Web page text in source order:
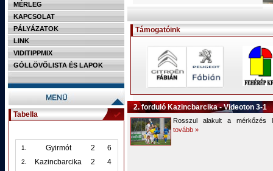
MÉRLEG
KAPCSOLAT
PÁLYÁZATOK
LINK
VIDITIPPMIX
GÓLLÖVŐLISTA ÉS LAPOK
Tabella
1. Gyirmót 2 6
2. Kazincbarcika 2 4
Támogatóink
2. forduló Kazincbarcika - Videoton 3-1
Rosszul alakult a
tovább »